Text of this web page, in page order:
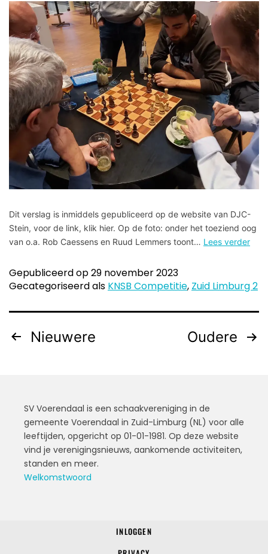
Dit verslag is inmiddels gepubliceerd op de website van DJC-
Stein, voor de link, klik hier. Op de foto: onder het toeziend oog
van o.a. Rob Caessens en Ruud Lemmers toont… Lees verder
Gepubliceerd op29 november 2023
Gecategoriseerd als KNSB Competitie, Zuid Limburg 2
Nieuwere Oudere
SV Voerendaal is een schaakvereniging in de
gemeente Voerendaal in Zuid-Limburg (NL) voor alle
leeftijden, opgericht op 01-01-1981. Op deze website
vind je verenigingsnieuws, aankomende activiteiten,
standen en meer.
Welkomstwoord
INLOGGEN
© 2022 SV Voerendaal